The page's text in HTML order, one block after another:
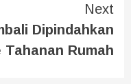
Next
Dipindahkan
Tahanan Rumah